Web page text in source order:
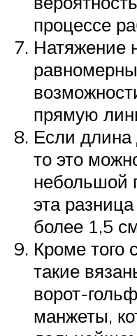
процессе
Натяжение
прямую
Если длина
то это
небольшой
эта
более 1,5
Кроме того
такие
ворот-
манжеты,